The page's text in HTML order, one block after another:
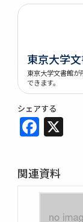
東京大学
東京大学文書館が
できます。
シェアする
関連資料